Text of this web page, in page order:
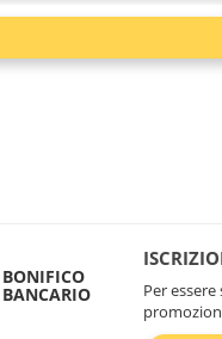
BONIFICO
BANCARIO
Per